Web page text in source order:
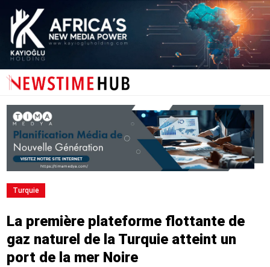
Turquie
La première plateforme flottante de
gaz naturel de la Turquie atteint un
port de la mer Noire